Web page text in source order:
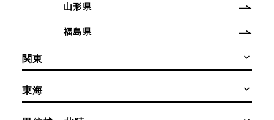
山形県
福島県
関東
東海